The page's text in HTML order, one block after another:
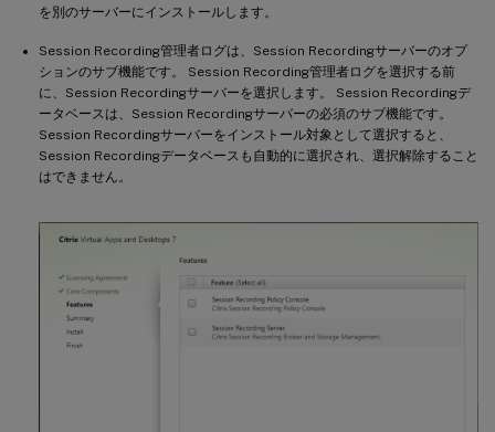
を別のサーバーにインストールします。
Session Recording管理者ログは、Session Recordingサーバーのオプ
ションのサブ機能です。 Session Recording管理者ログを選択する前
に、Session Recordingサーバーを選択します。 Session Recordingデ
ータベースは、Session Recordingサーバーの必須のサブ機能です。
Session Recordingサーバーをインストール対象として選択すると、
Session Recordingデータベースも自動的に選択され、選択解除すること
はできません。